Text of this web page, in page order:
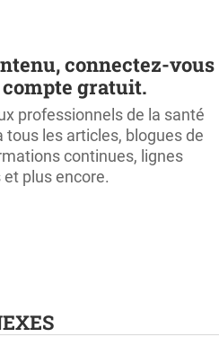
connectez-vous
gratuit.
professionnels de la santé
tous les articles, blogues de
continues, lignes
plus encore.